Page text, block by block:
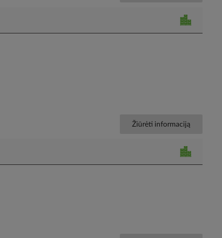
Žiūrėti informaciją